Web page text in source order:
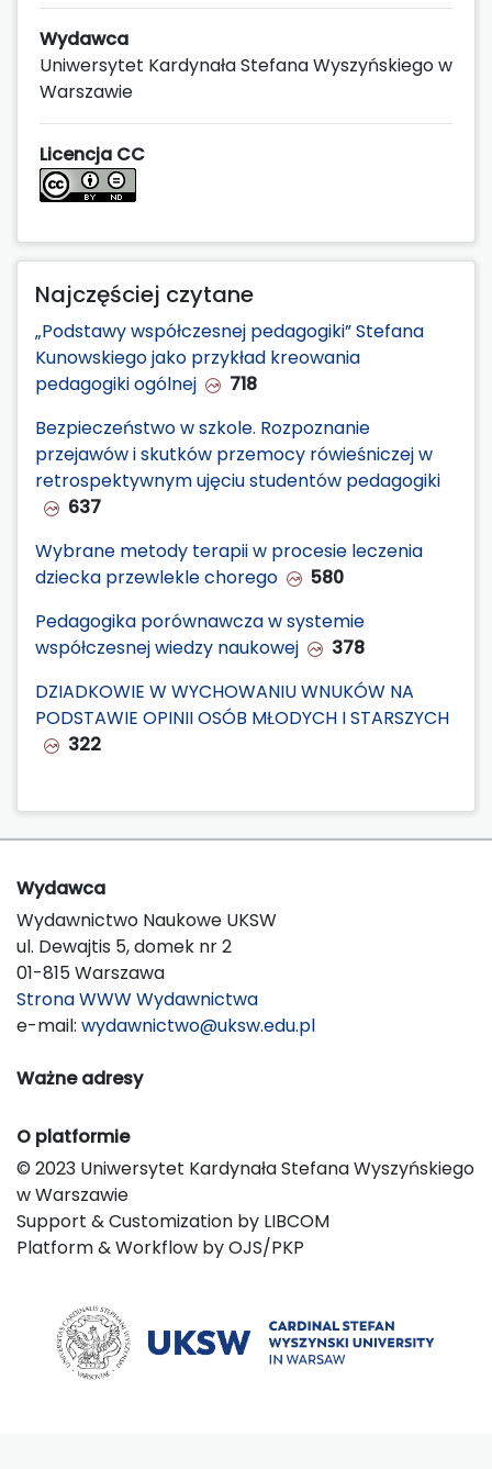
Wydawca
Uniwersytet Kardynała Stefana Wyszyńskiego w
Warszawie
Licencja CC
Najczęściej czytane
„Podstawy współczesnej pedagogiki” Stefana
Kunowskiego jako przykład kreowania
pedagogiki ogólnej
718
Bezpieczeństwo w szkole. Rozpoznanie
przejawów i skutków przemocy rówieśniczej w
retrospektywnym ujęciu studentów pedagogiki
637
Wybrane metody terapii w procesie leczenia
dziecka przewlekle chorego
580
Pedagogika porównawcza w systemie
współczesnej wiedzy naukowej
378
DZIADKOWIE W WYCHOWANIU WNUKÓW NA
PODSTAWIE OPINII OSÓB MŁODYCH I STARSZYCH
322
Wydawca
Wydawnictwo Naukowe UKSW
ul. Dewajtis 5, domek nr 2
01-815 Warszawa
Strona WWW Wydawnictwa
e-mail: wydawnictwo@uksw.edu.pl
Ważne adresy
O platformie
© 2023 Uniwersytet Kardynała Stefana Wyszyńskiego
w Warszawie
Support & Customization by LIBCOM
Platform & Workflow by OJS/PKP